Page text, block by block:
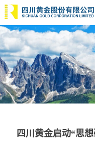
四川黄金启动“思